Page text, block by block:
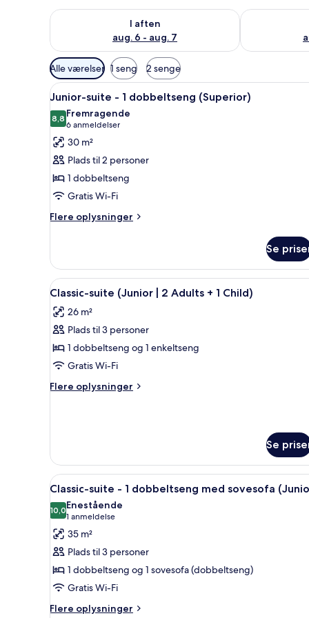
I aften
aug. 6 - aug. 7
Tjek tilgængelighed for i aften aug. 6 - aug. 7
Tjek
Tilgængelige
filtre
for
værelser
Alle værelser 1 seng 2 senge
Indlæs
alle
billeder
af
Junior-
suite
-
1
dobbeltseng
Et hotelværelse med en
8
Junior-suite - 1 dobbeltseng (Superior)
8,88,8 ud af 10
Fremragende
6 anmeldelser
(6
anmeldelser)
30 m²
Plads til 2 personer
1 dobbeltseng
Gratis Wi-Fi
Flere oplysninger
Flere
suite
1
(Superior)
Se
Indlæs
alle
billeder
af
Classic-
suite
(Junior
|
1
Child)
Et moderne hotelværelse
7
Classic-suite (Junior | 2 Adults + 1 Child)
26 m²
Plads til 3 personer
1 dobbeltseng og 1 enkeltseng
Gratis Wi-Fi
Flere oplysninger
Flere
|
Adults
1
Child)
Se
Indlæs
alle
billeder
af
Classic-
suite
-
1
dobbeltseng
Et moderne hotelværelse
7
Classic-suite - 1 dobbeltseng med sovesofa
10,010,0 ud af 10
Enestående
1 anmeldelse
(1
anmeldelse)
35 m²
Plads til 3 personer
1 dobbeltseng og 1 sovesofa (dobbeltseng)
Gratis Wi-Fi
Flere oplysninger
Flere